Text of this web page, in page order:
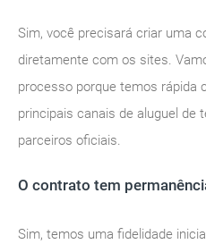
Sim, você precisará criar uma
diretamente com os sites.
processo porque temos rápida
principais canais de aluguel de
parceiros oficiais.
O contrato tem
Sim, temos uma fidelidade